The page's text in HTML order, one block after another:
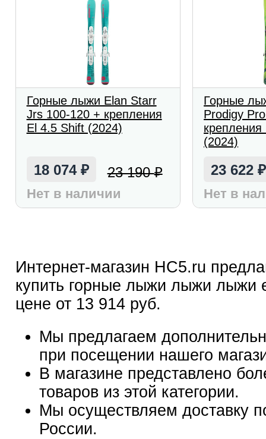
Горные лыжи Elan Starr
Jrs 100-120 + крепления
El 4.5 Shift (2024)
18 074 ₽ 23 190₽
Нет в наличии
Горные
Prodigy
(2024)
23 622₽
Нет в
Интернет-магазин HC5.ru
купить горные лыжи лыжи лыжи
цене от 13 914 руб.
Мы предлагаем
при посещении нашего
В магазине представлено
товаров из этой категории.
Мы осуществляем доставку
России.